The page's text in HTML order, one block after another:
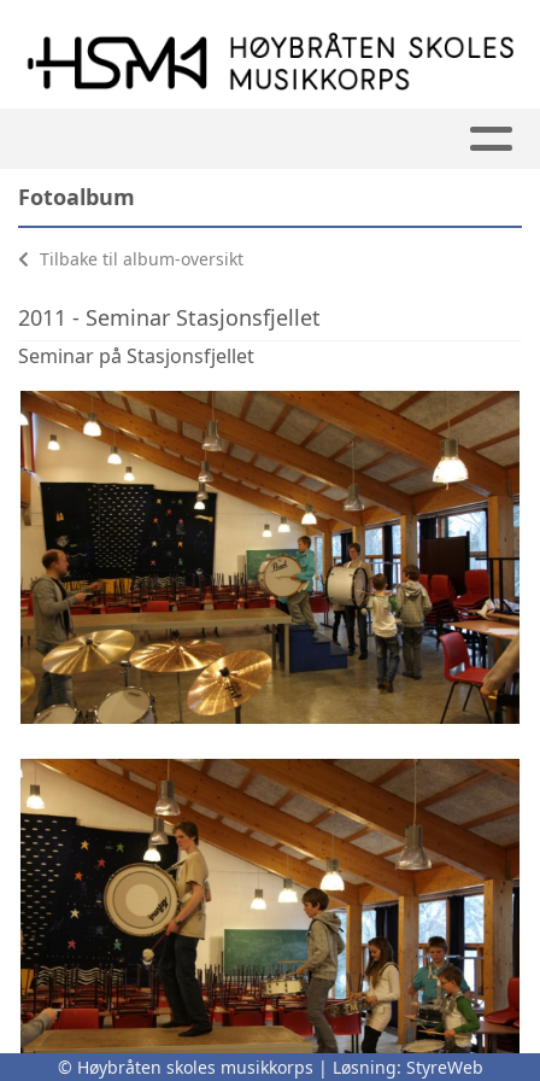
Fotoalbum
Tilbake til album-oversikt
2011 - Seminar Stasjonsfjellet
Seminar på Stasjonsfjellet
© Høybråten skoles musikkorps | Løsning: StyreWeb